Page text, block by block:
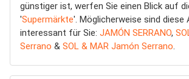
günstiger ist, werfen Sie einen Blick auf
'Supermärkte'. Möglicherweise sind diese
interessant für Sie: JAMÓN SERRANO,
Serrano & SOL & MAR Jamón Serrano.